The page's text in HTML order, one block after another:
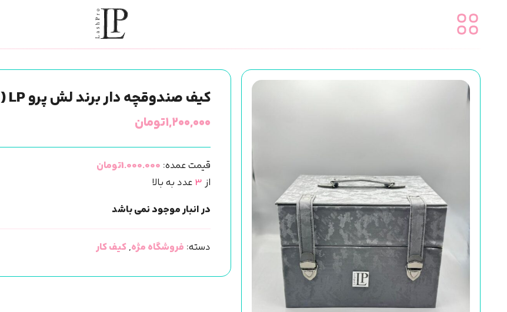
کیف صندوقچه دار برند لش پرو LP (سایز متوسط)
۱,۲۰۰,۰۰۰تومان
قیمت عمده: 1.000.000تومان
از3عدد به بالا
در انبار موجود نمی باشد
دسته: فروشگاه مژه,کیف کار